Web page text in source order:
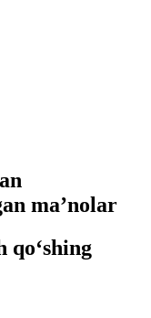
ma’nolar
qo‘shing